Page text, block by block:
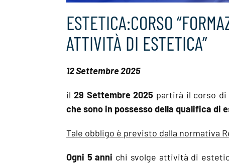
ESTETICA:CORSO
ATTIVITÀ DI ESTETICA”
12 Settembre 2025
il 29 Settembre 2025 partirà il corso di
che sono in possesso della qualifica di
Tale obbligo è previsto dalla normativa
Ogni 5 anni chi svolge attività di